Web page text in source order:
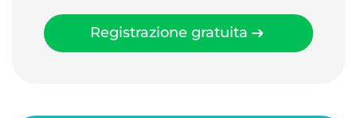
Registrazione gratuita